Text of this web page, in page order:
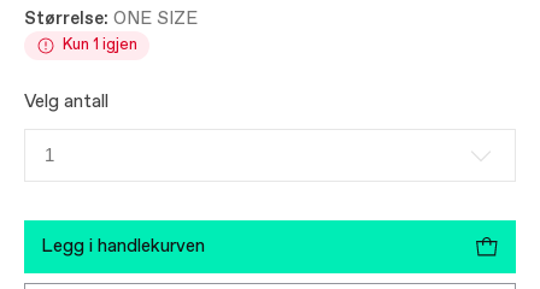
Størrelse: ONE SIZE
Kun 1 igjen
Velg antall
1
legg i handlekurven